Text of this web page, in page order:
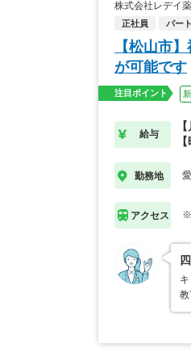
株式会社レデイ
正社員 パー
【松山市
が可能です
注目ポイント
給与
勤務地
アクセス ※